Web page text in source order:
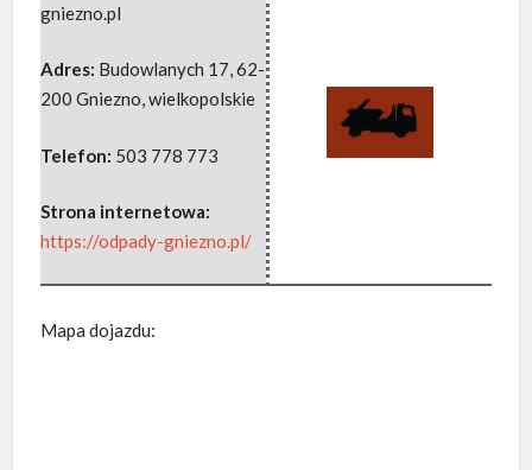
gniezno.pl
Adres: Budowlanych 17,62-
200 Gniezno,wielkopolskie
Telefon: 503 778 773
Strona internetowa:
https://odpady-gniezno.pl/
Mapa dojazdu: